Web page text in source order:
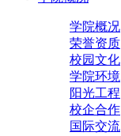
学院概况
荣誉资质
校园文化
学院环境
阳光工程
校企合作
国际交流